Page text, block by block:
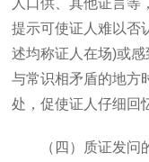
人口供、其他证言等
提示可使证人难以否
述均称证人在场)或感
与常识相矛盾的地方
处，促使证人仔细回
（四）质证发问